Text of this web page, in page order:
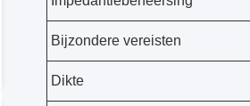
Bijzondere vereisten
Dikte